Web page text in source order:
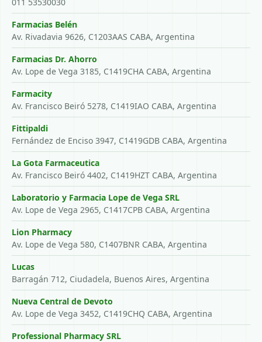
Farmacias Belén
Av. Rivadavia 9626, C1203AAS CABA, Argentina
Farmacias Dr. Ahorro
Av. Lope de Vega 3185, C1419CHA CABA, Argentina
Farmacity
Av. Francisco Beiró 5278, C1419IAO CABA, Argentina
Fittipaldi
Fernández de Enciso 3947, C1419GDB CABA, Argentina
La Gota Farmaceutica
Av. Francisco Beiró 4402, C1419HZT CABA, Argentina
Laboratorio y Farmacia Lope de Vega SRL
Av. Lope de Vega 2965, C1417CPB CABA, Argentina
Lion Pharmacy
Av. Lope de Vega 580, C1407BNR CABA, Argentina
Lucas
Barragán 712, Ciudadela, Buenos Aires, Argentina
Nueva Central de Devoto
Av. Lope de Vega 3452, C1419CHQ CABA, Argentina
Professional Pharmacy SRL